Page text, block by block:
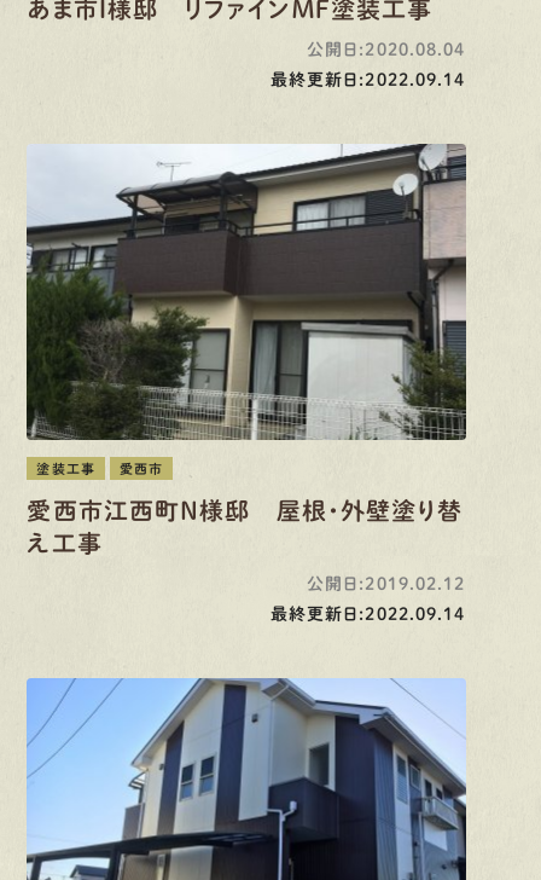
あま市Ｉ様邸 リファインＭＦ塗装工事
公開日:2020.08.04
最終更新日:2022.09.14
塗装工事 愛西市
愛西市江西町N様邸 屋根・外壁塗り替
え工事
公開日:2019.02.12
最終更新日:2022.09.14